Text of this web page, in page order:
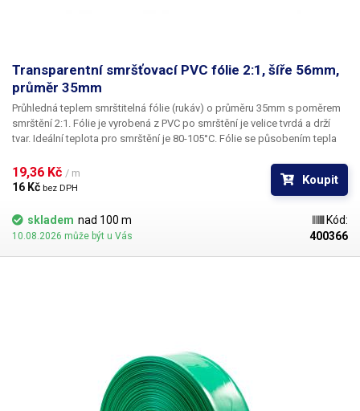
Transparentní smršťovací PVC fólie 2:1, šíře 56mm,
průměr 35mm
Průhledná teplem smrštitelná fólie (rukáv) o průměru 35mm s poměrem
smrštění 2:1. Fólie je vyrobená z PVC po smrštění je velice tvrdá a drží
tvar. Ideální teplota pro smrštění je 80-105°C. Fólie se působením tepla
předměty uvnitř folie účinně elektricky izolovány od okolí a ochráněny
před mechanickým poškozením. Smršťovací PVC rukáv je hojně využíván
při výrobě akumulátorových bloků do ručního nářadí, RC modelů a
nouzových svítidel, jako návlečka na hrdle např. vinných lahví k ochraně
korkové zátky nebo jako izolace pro nejrůznější elektronické
komponenty: zdroje, PWM regulátory apod.
snadné a rychlé smrštění fólie doporučujeme použít horkovzdušnou
19,36 Kč / m
16 Kč bez DPH
Koupit
skladem nad 100 m
10.08.2026 může být u Vás
Kód:
400366